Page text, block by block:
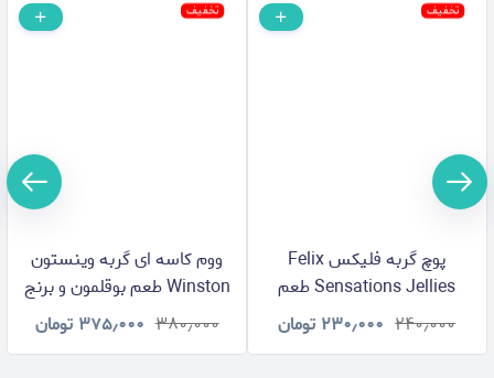
تخفیف
پوچ گربه فلیکس Felix
Sensations Jellies طعم
گوشت و گوجه مدل ژله ای
۲۴۰٫۰۰۰ ۲۳۰٫۰۰۰ تومان
تخفیف
ووم کاسه ای گربه وینستون
Winston طعم بوقلمون و برنج
وزن 100 گرم۳۸۰٫۰۰۰ ۳۷۵٫۰۰۰ تومان